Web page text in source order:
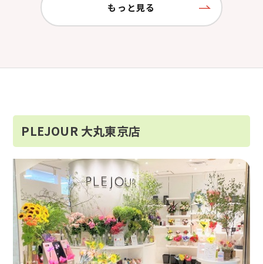
もっと見る
PLEJOUR 大丸東京店